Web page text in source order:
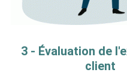
3 - Évaluation de
client